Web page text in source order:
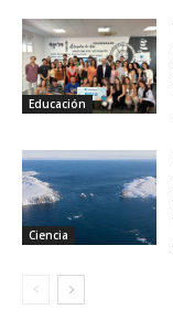
Educación
Ciencia